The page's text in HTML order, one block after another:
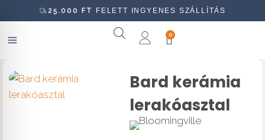
25.000 FT FELETT INGYENES SZÁLLÍTÁS
0
Bard kerámia
lerakóasztal